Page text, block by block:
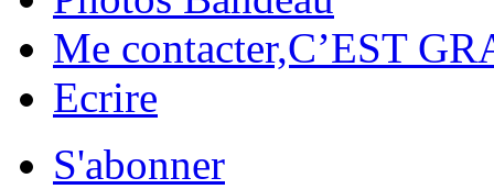
Me contacter,C’EST
Ecrire
S'abonner